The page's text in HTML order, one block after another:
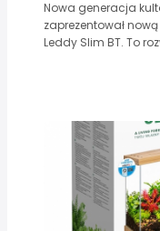
Nowa generacja
zaprezentował
Leddy Slim BT. To